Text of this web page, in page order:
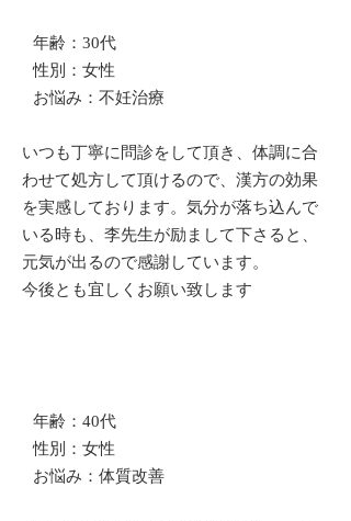
年齢：30代
​性別：女性
お悩み：不妊治療
いつも丁寧に問診をして頂き、体調に合
わせて処方して頂けるので、漢方の効果
を実感しております。気分が落ち込んで
いる時も、李先生が励まして下さると、
元気が出るので感謝しています。
今後とも宜しくお願い致します
年齢：40代
​性別：女性
お悩み：体質改善